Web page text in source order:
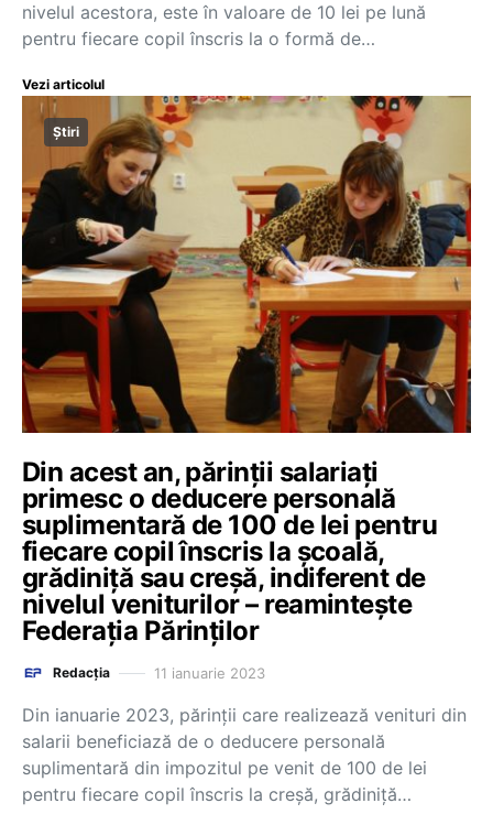
nivelul acestora, este în valoare de 10 lei pe lună
pentru fiecare copil înscris la o formă de…
Vezi articolul
Știri
Din acest an, părinții salariați
primesc o deducere personală
suplimentară de 100 de lei pentru
fiecare copil înscris la școală,
grădiniță sau creșă, indiferent de
nivelul veniturilor – reamintește
Federația Părinților
Redacția 11 ianuarie 2023
Din ianuarie 2023, părinții care realizează venituri din
salarii beneficiază de o deducere personală
suplimentară din impozitul pe venit de 100 de lei
pentru fiecare copil înscris la creșă, grădiniță…